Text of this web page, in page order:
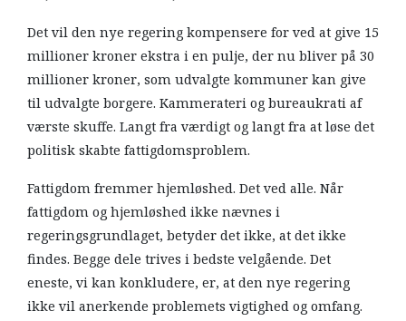
Det vil den nye regering kompensere for ved at give 15
millioner kroner ekstra i en pulje, der nu bliver på 30
millioner kroner, som udvalgte kommuner kan give
til udvalgte borgere. Kammerateri og bureaukrati af
værste skuffe. Langt fra værdigt og langt fra at løse det
politisk skabte fattigdomsproblem.
Fattigdom fremmer hjemløshed. Det ved alle. Når
fattigdom og hjemløshed ikke nævnes i
regeringsgrundlaget, betyder det ikke, at det ikke
findes. Begge dele trives i bedste velgående. Det
eneste, vi kan konkludere, er, at den nye regering
ikke vil anerkende problemets vigtighed og omfang.